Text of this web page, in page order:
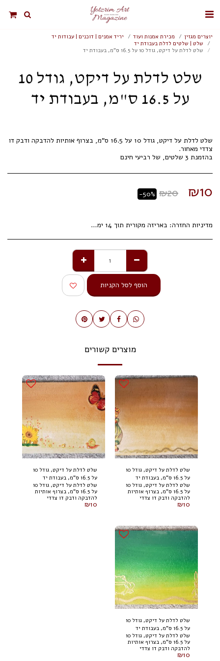
יוצרים מגזין מכירת אמנות ועוד
יריד אמנים | דוכנים | עבודות יד
שלט | שלטים לדלת בעבודת יד
שלט לדלת על דיקט, גודל 10 על 16.5 ס"מ, בעבודת יד
שלט לדלת על דיקט, גודל 10
על 16.5 ס"מ, בעבודת יד
שלט לדלת על דיקט, גודל 10 על 16.5 ס"מ, בצרוף אותיות להדבקה ודבק דו
בהזמנת 3 שלטים, של רביעי חינם
₪10
₪20
-50%
מדיניות החזרה: באריזה מקורית תוך 14 ימי עסקים.
הוסף לסל הקניות
מוצרים קשורים
שלט לדלת על דיקט, גודל 10
על 16.5 ס"מ, בעבודת יד
שלט לדלת על דיקט, גודל 10
על 16.5 ס"מ, בצרוף אותיות
להדבקה ודבק דו צדדי
₪10
שלט לדלת על דיקט, גודל 10
על 16.5 ס"מ, בעבודת יד
שלט לדלת על דיקט, גודל 10
על 16.5 ס"מ, בצרוף אותיות
להדבקה ודבק דו צדדי
₪10
שלט לדלת על דיקט, גודל 10
על 16.5 ס"מ, בעבודת יד
שלט לדלת על דיקט, גודל 10
על 16.5 ס"מ, בצרוף אותיות
להדבקה ודבק דו צדדי
₪10